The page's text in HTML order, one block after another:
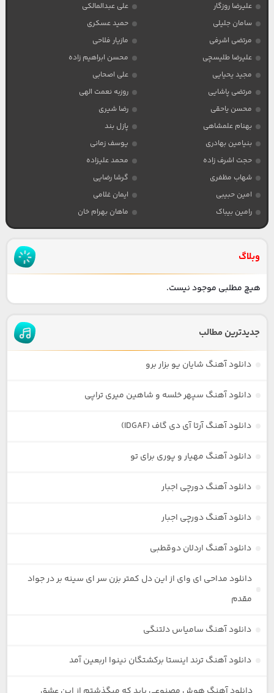
علیرضا روزگار
علی عبدالمالکی
سامان جلیلی
حمید عسکری
مرتضی اشرفی
مازیار فلاحی
علیرضا طلیسچی
محسن ابراهیم زاده
مجید یحیایی
علی اصحابی
مرتضی پاشایی
روزبه نعمت الهی
محسن یاحقی
رضا شیری
بهنام علمشاهی
پازل بند
بنیامین بهادری
یوسف زمانی
حجت اشرف زاده
محمد علیزاده
شهاب مظفری
گرشا رضایی
امین حبیبی
ایمان غلامی
رامین بیباک
ماهان بهرام خان
وبلاگ
هیچ مطلبی موجود نیست.
جدیدترین مطالب
دانلود آهنگ شایان یو بزار برو
دانلود آهنگ سپهر خلسه و شاهین میری تراپی
دانلود آهنگ آرتا آی دی گاف (IDGAF)
دانلود آهنگ مهیار و پوری برای تو
دانلود آهنگ دورچی اجبار
دانلود آهنگ دورچی اجبار
دانلود آهنگ اردلان دوقطبی
دانلود مداحی ای وای از این دل کمتر بزن سر ای سینه بر در جواد
مقدم
دانلود آهنگ سامیاس دلتنگی
دانلود آهنگ ترند اینستا برکشتگان نینوا اربعین آمد